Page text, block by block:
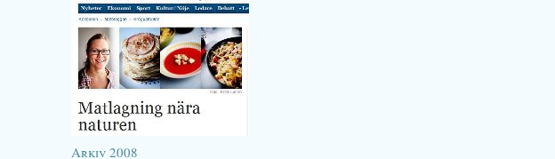
Arkiv 2008